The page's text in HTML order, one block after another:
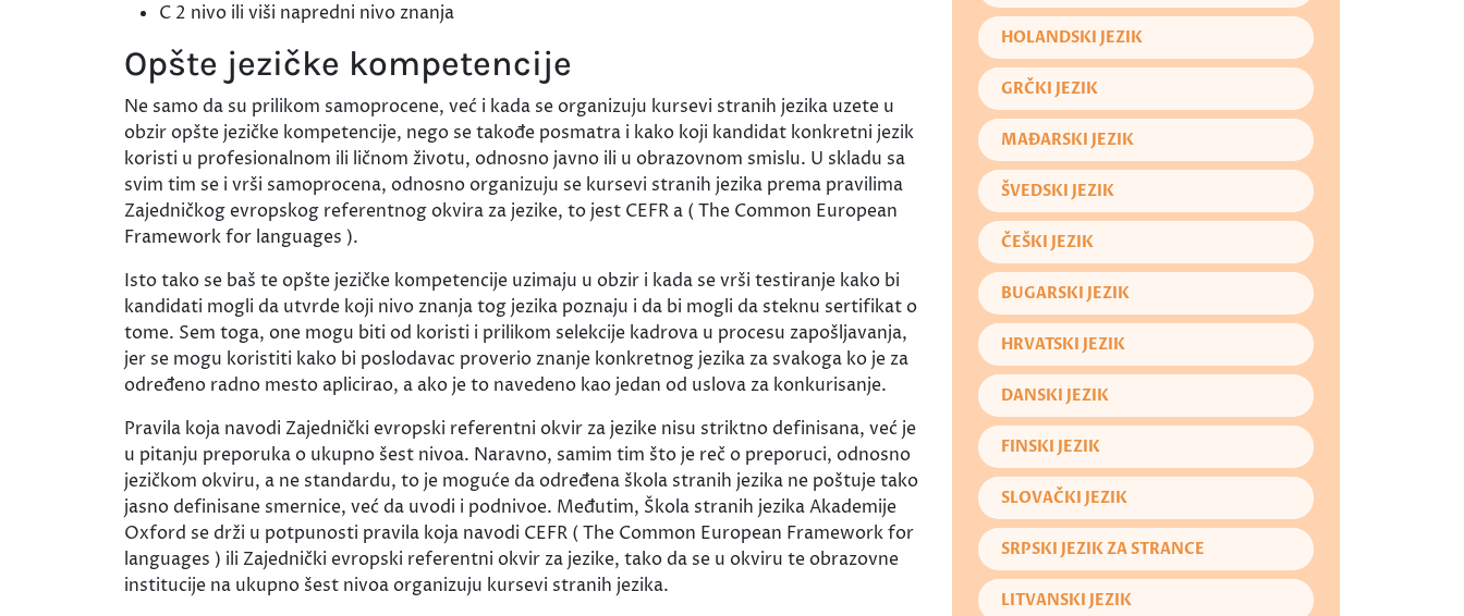
C 2 nivo ili viši napredni nivo znanja
Opšte jezičke kompetencije
Ne samo da su prilikom samoprocene, već i kada se organizuju kursevi stranih jezika uzete u
obzir opšte jezičke kompetencije, nego se takođe posmatra i kako koji kandidat konkretni jezik
koristi u profesionalnom ili ličnom životu, odnosno javno ili u obrazovnom smislu. U skladu sa
svim tim se i vrši samoprocena, odnosno organizuju se kursevi stranih jezika prema pravilima
Zajedničkog evropskog referentnog okvira za jezike, to jest CEFR a ( The Common European
Framework for languages ).
Isto tako se baš te opšte jezičke kompetencije uzimaju u obzir i kada se vrši testiranje kako bi
kandidati mogli da utvrde koji nivo znanja tog jezika poznaju i da bi mogli da steknu sertifikat o
tome. Sem toga, one mogu biti od koristi i prilikom selekcije kadrova u procesu zapošljavanja,
jer se mogu koristiti kako bi poslodavac proverio znanje konkretnog jezika za svakoga ko je za
određeno radno mesto aplicirao, a ako je to navedeno kao jedan od uslova za konkurisanje.
Pravila koja navodi Zajednički evropski referentni okvir za jezike nisu striktno definisana, već je
u pitanju preporuka o ukupno šest nivoa. Naravno, samim tim što je reč o preporuci, odnosno
jezičkom okviru, a ne standardu, to je moguće da određena škola stranih jezika ne poštuje tako
jasno definisane smernice, već da uvodi i podnivoe. Međutim, Škola stranih jezika Akademije
Oxford se drži u potpunosti pravila koja navodi CEFR ( The Common European Framework for
languages ) ili Zajednički evropski referentni okvir za jezike, tako da se u okviru te obrazovne
institucije na ukupno šest nivoa organizuju kursevi stranih jezika.
HOLANDSKI JEZIK
GRČKI JEZIK
MAĐARSKI JEZIK
ŠVEDSKI JEZIK
ČEŠKI JEZIK
BUGARSKI JEZIK
HRVATSKI JEZIK
DANSKI JEZIK
FINSKI JEZIK
SLOVAČKI JEZIK
SRPSKI JEZIK ZA STRANCE
LITVANSKI JEZIK